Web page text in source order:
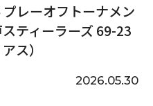
レーオフトーナメン
ティーラーズ 69-23
ス）
2026.05.30